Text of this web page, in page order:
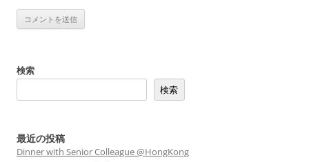
検索
検索
最近の投稿
Dinner with Senior Colleague @HongKong